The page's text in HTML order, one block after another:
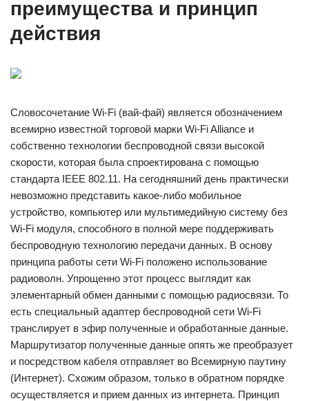
преимущества и принцип
действия
Словосочетание Wi-Fi (вай-фай) является обозначением
всемирно известной торговой марки Wi-Fi Alliance и
собственно технологии беспроводной связи высокой
скорости, которая была спроектирована с помощью
стандарта IEEE 802.11. На сегодняшний день практически
невозможно представить какое-либо мобильное
устройство, компьютер или мультимедийную систему без
Wi-Fi модуля, способного в полной мере поддерживать
беспроводную технологию передачи данных. В основу
принципа работы сети Wi-Fi положено использование
радиоволн. Упрощенно этот процесс выглядит как
элементарный обмен данными с помощью радиосвязи. То
есть специальный адаптер беспроводной сети Wi-Fi
транслирует в эфир полученные и обработанные данные.
Маршрутизатор полученные данные опять же преобразует
и посредством кабеля отправляет во Всемирную паутину
(Интернет). Схожим образом, только в обратном порядке
осуществляется и прием данных из интернета. Принцип